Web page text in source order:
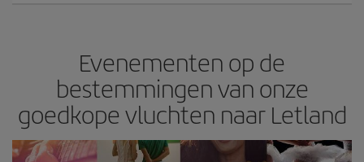
Evenementen op de
bestemmingen van onze
goedkope vluchten naar Letland